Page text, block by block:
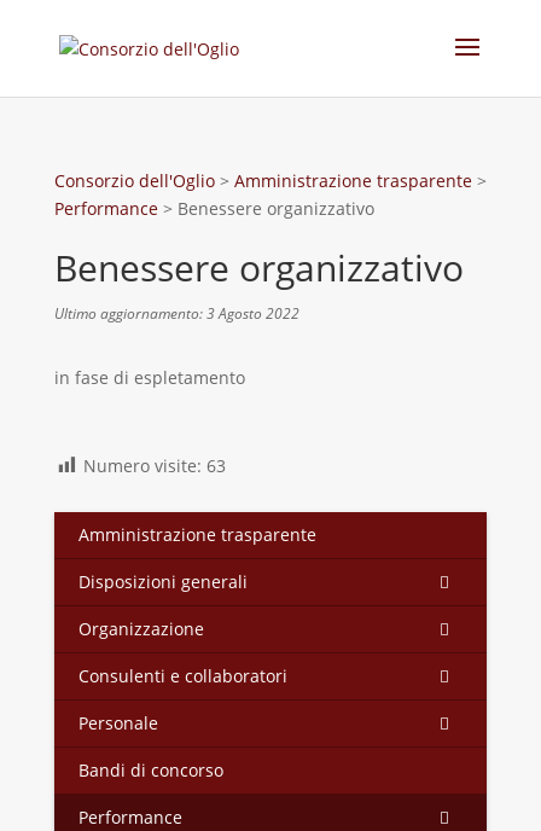
Consorzio dell'Oglio> Amministrazione trasparente>
Performance> Benessere organizzativo
Benessere organizzativo
Ultimo aggiornamento: 3 Agosto 2022
in fase di espletamento
Numero visite: 63
Amministrazione trasparente
Disposizioni generali
Organizzazione
Consulenti e collaboratori
Personale
Bandi di concorso
Performance